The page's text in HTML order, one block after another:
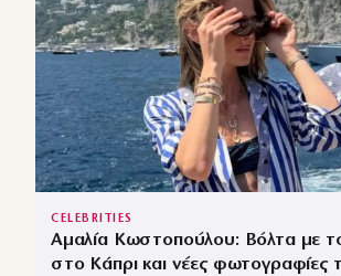
CELEBRITIES
Αμαλία Κωστοπούλου: Βόλτα με
στο Κάπρι και νέες φωτογραφίες